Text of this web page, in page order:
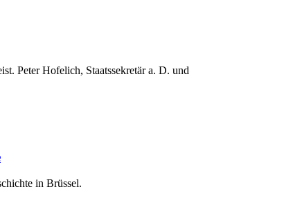
Peter Hofelich, Staatssekretär a. D. und
in Brüssel.